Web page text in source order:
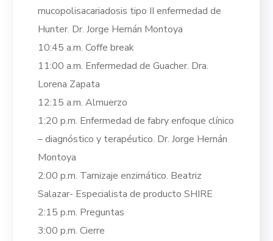
mucopolisacariadosis tipo II enfermedad de
Hunter. Dr. Jorge Hernán Montoya
10:45 a.m. Coffe break
11:00 a.m. Enfermedad de Guacher. Dra.
Lorena Zapata
12:15 a.m. Almuerzo
1:20 p.m. Enfermedad de fabry enfoque clínico
– diagnóstico y terapéutico. Dr. Jorge Hernán
Montoya
2:00 p.m. Tamizaje enzimático. Beatriz
Salazar- Especialista de producto SHIRE
2:15 p.m. Preguntas
3:00 p.m. Cierre